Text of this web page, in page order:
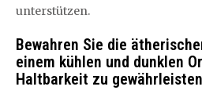
unterstützen.
Bewahren Sie die
einem kühlen und dunklen
Haltbarkeit zu